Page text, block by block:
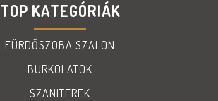
TOP KATEGÓRIÁK
FÜRDŐSZOBA SZALON
BURKOLATOK
SZANITEREK